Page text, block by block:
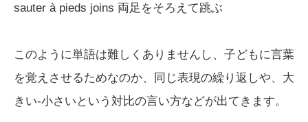
sauter à pieds joins 両足をそろえて跳ぶ
このように単語は難しくありませんし、子どもに言葉
を覚えさせるためなのか、同じ表現の繰り返しや、大
きい-小さいという対比の言い方などが出てきます。